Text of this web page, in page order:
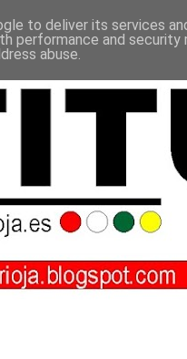
to deliver its services
performance and
abuse.